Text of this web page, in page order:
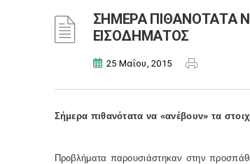
ΣΗΜΕΡΑ ΠΙΘΑΝΟΤΑΤΑ
ΕΙΣΟΔΗΜΑΤΟΣ
25 Μαΐου, 2015
Σήμερα πιθανότατα να «ανέβουν» τα
Προβλήματα παρουσιάστηκαν στην